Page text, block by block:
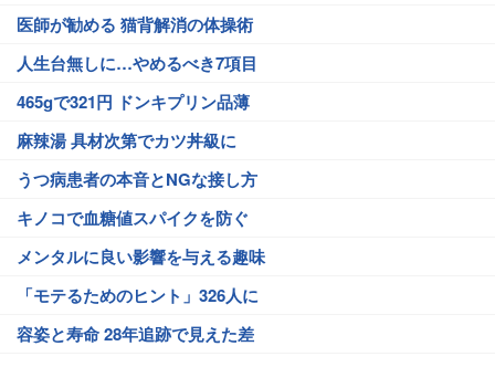
医師が勧める 猫背解消の体操術
人生台無しに…やめるべき7項目
465gで321円 ドンキプリン品薄
麻辣湯 具材次第でカツ丼級に
うつ病患者の本音とNGな接し方
キノコで血糖値スパイクを防ぐ
メンタルに良い影響を与える趣味
「モテるためのヒント」326人に
容姿と寿命 28年追跡で見えた差